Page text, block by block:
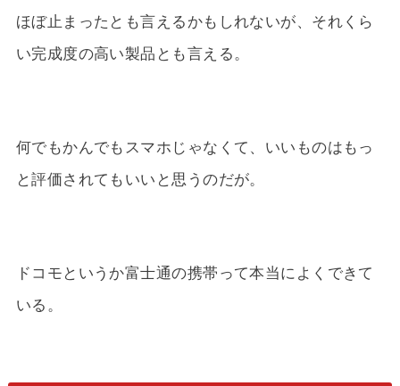
ほぼ止まったとも言えるかもしれないが、それくら
い完成度の高い製品とも言える。
何でもかんでもスマホじゃなくて、いいものはもっ
と評価されてもいいと思うのだが。
ドコモというか富士通の携帯って本当によくできて
いる。